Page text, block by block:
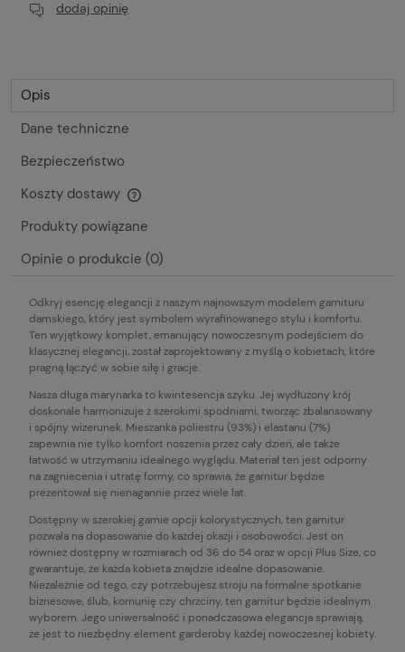
dodaj opinię
Opis
Dane techniczne
Bezpieczeństwo
Koszty dostawy
Cena nie zawiera ewentualnych kosztów płatności
Produkty powiązane
Opinie o produkcie (0)
Odkryj esencję elegancji z naszym najnowszym modelem garnituru
damskiego, który jest symbolem wyrafinowanego stylu i komfortu.
Ten wyjątkowy komplet, emanujący nowoczesnym podejściem do
klasycznej elegancji, został zaprojektowany z myślą o kobietach, które
pragną łączyć w sobie siłę i gracje.
Nasza długa marynarka to kwintesencja szyku. Jej wydłużony krój
doskonale harmonizuje z szerokimi spodniami, tworząc zbalansowany
i spójny wizerunek. Mieszanka poliestru (93%) i elastanu (7%)
zapewnia nie tylko komfort noszenia przez cały dzień, ale także
łatwość w utrzymaniu idealnego wyglądu. Materiał ten jest odporny
na zagniecenia i utratę formy, co sprawia, że garnitur będzie
prezentował się nienagannie przez wiele lat.
Dostępny w szerokiej gamie opcji kolorystycznych, ten garnitur
pozwala na dopasowanie do każdej okazji i osobowości. Jest on
również dostępny w rozmiarach od 36 do 54 oraz w opcji Plus Size, co
gwarantuje, że każda kobieta znajdzie idealne dopasowanie.
Niezależnie od tego, czy potrzebujesz stroju na formalne spotkanie
biznesowe, ślub, komunię czy chrzciny, ten garnitur będzie idealnym
wyborem. Jego uniwersalność i ponadczasowa elegancja sprawiają,
że jest to niezbędny element garderoby każdej nowoczesnej kobiety.